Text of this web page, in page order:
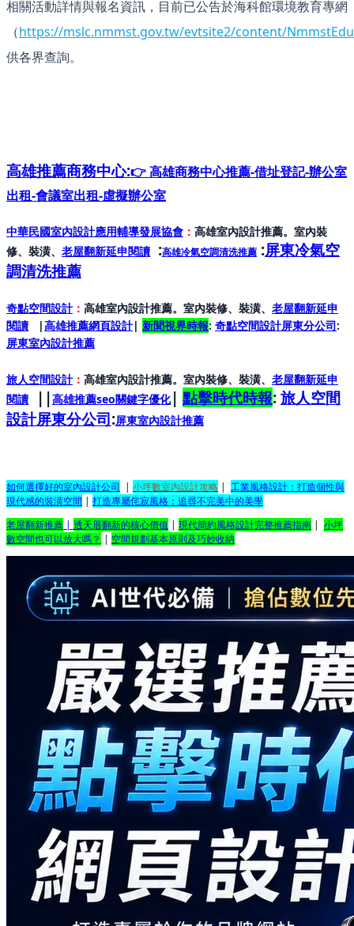
相關活動詳情與報名資訊，目前已公告於海科館環境教育專網
（https://mslc.nmmst.gov.tw/evtsite2/content/
供各界查詢。
高雄推薦商務中心:👉 高雄商務中心推薦-借址登記-辦公室
出租-會議室出租-虛擬辦公室
中華民國室內設計應用輔導發展協會 ： 高雄室內設計推薦。室內裝
修、裝潢、 老屋翻新延申閱讀 :高雄冷氣空調清洗推薦 :屏東冷氣空
調清洗推薦
奇點空間設計： 高雄室內設計推薦。室內裝修、裝潢、 老屋翻新延申
閱讀 |高雄推薦網頁設計| 新聞視界時報: 奇點空間設計屏東分公司:
屏東室內設計推薦
旅人空間設計： 高雄室內設計推薦。室內裝修、裝潢、 老屋翻新延申
閱讀
||高雄推薦seo關鍵字優化| 點擊時代時報: 旅人空間
設計屏東分公司:屏東室內設計推薦
如何選擇好的室內設計公司 | 小坪數室內設計攻略 | 工業風格設計：打造個性與
現代感的裝潢空間 | 打造專屬侘寂風格：追尋不完美中的美學
老屋翻新推薦 | 透天厝翻新的核心價值 | 現代簡約風格設計完整推薦指南 | 小坪
數空間也可以放大嗎？ | 空間規劃基本原則及巧妙收納